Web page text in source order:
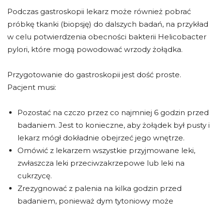
Podczas gastroskopii lekarz może również pobrać
próbkę tkanki (biopsję) do dalszych badań, na przykład
w celu potwierdzenia obecności bakterii Helicobacter
pylori, które mogą powodować wrzody żołądka.
Przygotowanie do gastroskopii jest dość proste.
Pacjent musi:
Pozostać na czczo przez co najmniej 6 godzin przed
badaniem. Jest to konieczne, aby żołądek był pusty i
lekarz mógł dokładnie obejrzeć jego wnętrze.
Omówić z lekarzem wszystkie przyjmowane leki,
zwłaszcza leki przeciwzakrzepowe lub leki na
cukrzycę.
Zrezygnować z palenia na kilka godzin przed
badaniem, ponieważ dym tytoniowy może